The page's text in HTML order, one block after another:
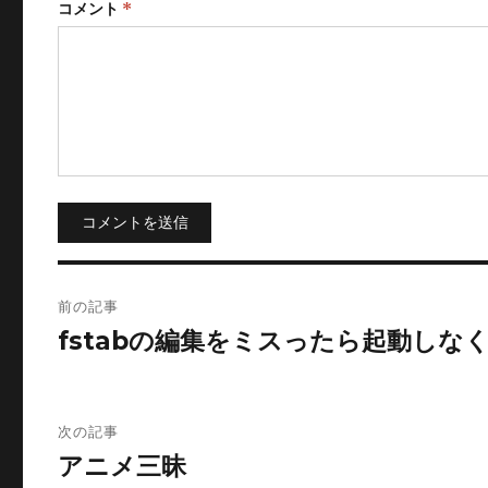
コメント *
コメントを送信
稿
ビ
ゲ
前の記事
fstabの編集をミスったら起動しな
次の記事
アニメ三昧